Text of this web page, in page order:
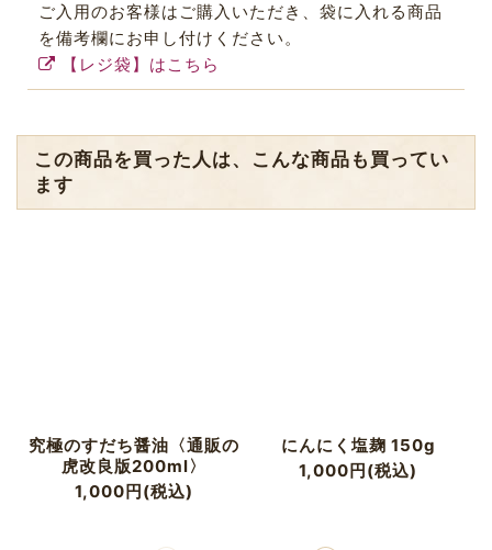
ご入用のお客様はご購入いただき、袋に入れる商品
を備考欄にお申し付けください。
【レジ袋】はこちら
この商品を買った人は、こんな商品も買ってい
ます
究極のすだち醤油〈通販の
虎改良版200ml〉
1,000円(税込)
にんにく塩麹 150g
1,000円(税込)